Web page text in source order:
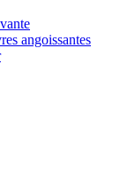
angoissantes